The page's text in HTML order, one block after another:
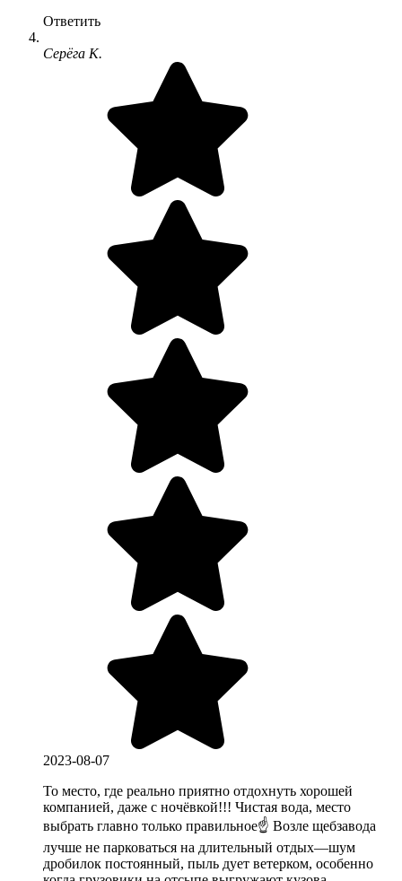
Ответить
Серёга К.
2023-08-07
То место, где реально приятно отдохнуть хорошей
компанией, даже с ночёвкой!!! Чистая вода, место
выбрать главно только правильное☝️ Возле щебзавода
лучше не парковаться на длительный отдых—шум
дробилок постоянный, пыль дует ветерком, особенно